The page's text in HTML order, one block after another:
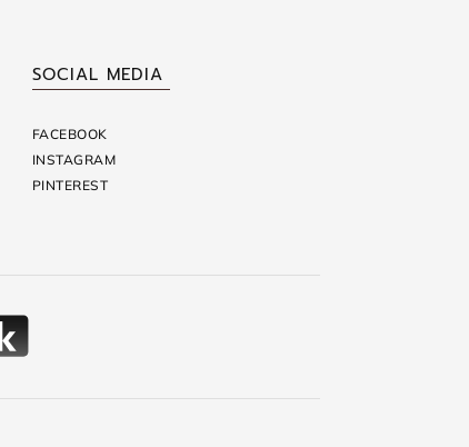
SOCIAL MEDIA
FACEBOOK
INSTAGRAM
PINTEREST